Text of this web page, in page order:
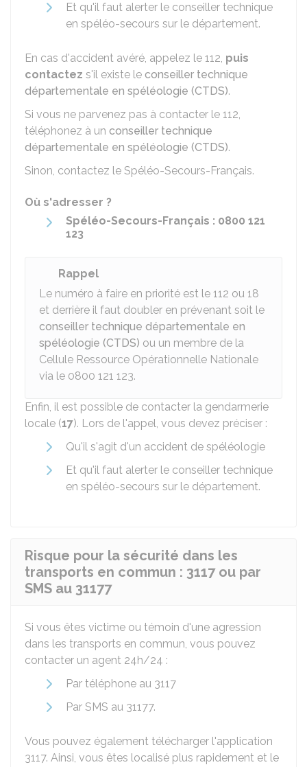
Et qu'il faut alerter le conseiller technique
en spéléo-secours sur le département.
En cas d'accident avéré, appelez le 112, puis
contactez s'il existe le conseiller technique
départementale en spéléologie (CTDS).
Si vous ne parvenez pas à contacter le 112,
téléphonez à un conseiller technique
départementale en spéléologie (CTDS).
Sinon, contactez le Spéléo-Secours-Français.
Où s'adresser ?
Spéléo-Secours-Français : 0800 121
123
Rappel
Le numéro à faire en priorité est le 112 ou 18
et derrière il faut doubler en prévenant soit le
conseiller technique départementale en
spéléologie (CTDS) ou un membre de la
Cellule Ressource Opérationnelle Nationale
via le 0800 121 123.
Enfin, il est possible de contacter la gendarmerie
locale (17). Lors de l'appel, vous devez préciser :
Qu'il s'agit d'un accident de spéléologie
Et qu'il faut alerter le conseiller technique
en spéléo-secours sur le département.
Risque pour la sécurité dans les
transports en commun : 3117 ou par
SMS au 31177
Si vous êtes victime ou témoin d'une agression
dans les transports en commun, vous pouvez
contacter un agent 24h/24 :
Par téléphone au 3117
Par SMS au 31177.
Vous pouvez également télécharger l'application
3117. Ainsi, vous êtes localisé plus rapidement et le